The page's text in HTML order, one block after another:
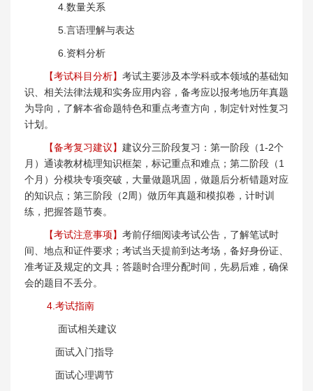
4.数量关系
5.言语理解与表达
6.资料分析
【考试科目分析】 考试主要涉及本学科或本领域的基础知
识、相关法律法规和实务应用内容，备考应以报考地历年真题
为导向，了解本省命题特色和重点考查方向，制定针对性复习
计划。
【备考复习建议】 建议分三阶段复习：第一阶段（1-2个
月）通读教材梳理知识框架，标记重点和难点；第二阶段（1
个月）分模块专项突破，大量做题巩固，做题后分析错题对应
的知识点；第三阶段（2周）做历年真题和模拟卷，计时训
练，把握答题节奏。
【考试注意事项】 考前仔细阅读考试公告，了解笔试时
间、地点和证件要求；考试当天提前到达考场，备好身份证、
准考证及规定的文具；答题时合理分配时间，先易后难，确保
会的题目不丢分。
4.考试指南
面试相关建议
面试入门指导
面试心理调节